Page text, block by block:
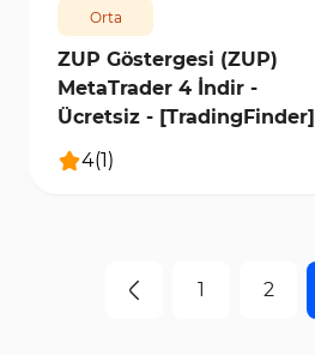
Orta
ZUP Göstergesi (ZUP)
MetaTrader 4 İndir -
Ücretsiz - [TradingFinder]
4(1)
1 2